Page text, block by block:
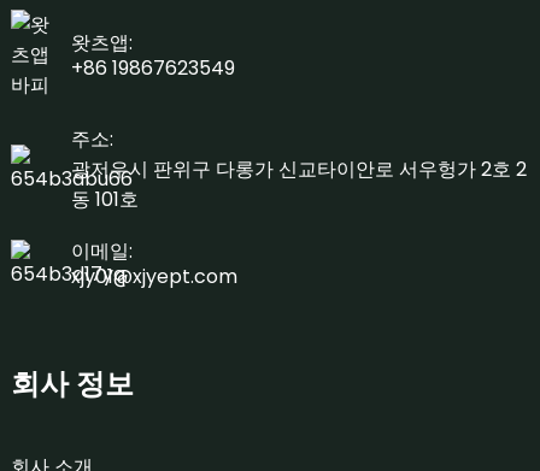
왓츠앱:
+86 19867623549
주소:
광저우시 판위구 다롱가 신교타이안로 서우헝가 2호 2
동 101호
이메일:
xjy01@xjyept.com
회사 정보